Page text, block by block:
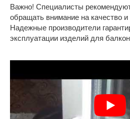
Важно! Специалисты
обращать внимание на качество и
Надежные производители
эксплуатации изделий для